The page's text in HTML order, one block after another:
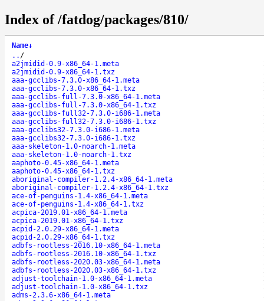
Index of /fatdog/packages/810/
Name↓
.. /
a2jmidid-0.9-x86_64-1.meta
a2jmidid-0.9-x86_64-1.txz
aaa-gcclibs-7.3.0-x86_64-1.meta
aaa-gcclibs-7.3.0-x86_64-1.txz
aaa-gcclibs-full-7.3.0-x86_64-1.meta
aaa-gcclibs-full-7.3.0-x86_64-1.txz
aaa-gcclibs-full32-7.3.0-i686-1.meta
aaa-gcclibs-full32-7.3.0-i686-1.txz
aaa-gcclibs32-7.3.0-i686-1.meta
aaa-gcclibs32-7.3.0-i686-1.txz
aaa-skeleton-1.0-noarch-1.meta
aaa-skeleton-1.0-noarch-1.txz
aaphoto-0.45-x86_64-1.meta
aaphoto-0.45-x86_64-1.txz
aboriginal-compiler-1.2.4-x86_64-1.meta
aboriginal-compiler-1.2.4-x86_64-1.txz
ace-of-penguins-1.4-x86_64-1.meta
ace-of-penguins-1.4-x86_64-1.txz
acpica-2019.01-x86_64-1.meta
acpica-2019.01-x86_64-1.txz
acpid-2.0.29-x86_64-1.meta
acpid-2.0.29-x86_64-1.txz
adbfs-rootless-2016.10-x86_64-1.meta
adbfs-rootless-2016.10-x86_64-1.txz
adbfs-rootless-2020.03-x86_64-1.meta
adbfs-rootless-2020.03-x86_64-1.txz
adjust-toolchain-1.0-x86_64-1.meta
adjust-toolchain-1.0-x86_64-1.txz
adms-2.3.6-x86_64-1.meta